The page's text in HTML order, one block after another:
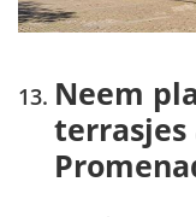
Neem
terrasjes